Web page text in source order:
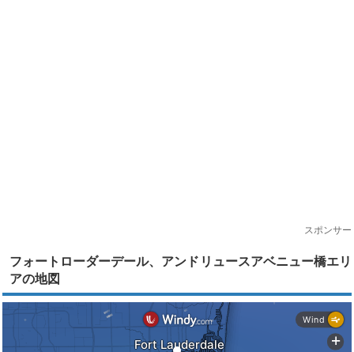
スポンサー
フォートローダーデール、アンドリュースアベニュー橋エリ
アの地図